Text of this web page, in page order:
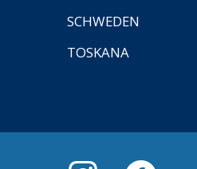
SCHWEDEN
TOSKANA